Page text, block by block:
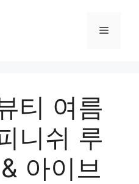
Menu
티 여름
니쉬 루
아이브